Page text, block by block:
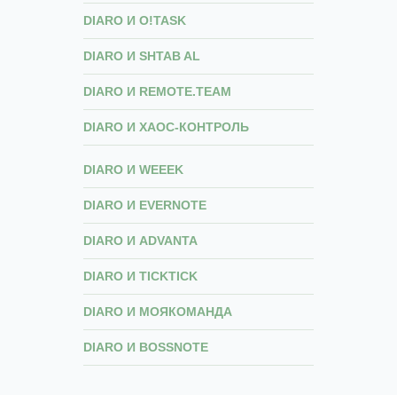
DIARO И O!TASK
DIARO И SHTAB AL
DIARO И REMOTE.TEAM
DIARO И ХАОС-КОНТРОЛЬ
DIARO И WEEEK
DIARO И EVERNOTE
DIARO И ADVANTA
DIARO И TICKTICK
DIARO И МОЯКОМАНДА
DIARO И BOSSNOTE